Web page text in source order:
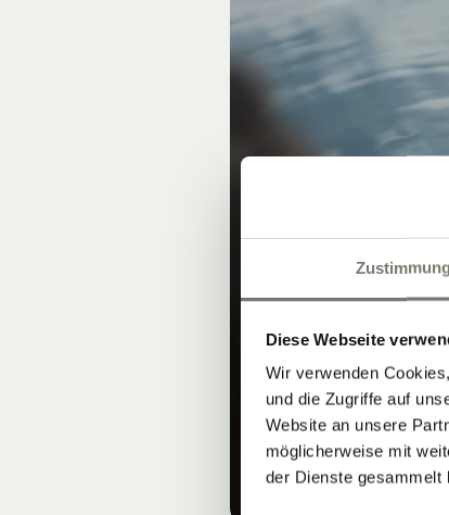
Zustimmung
Diese Webseite
Wir verwenden
und die Zugriffe auf
Website an unsere
möglicherweise mit
der Dienste gesammelt